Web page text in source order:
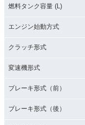
燃料タンク容量 (L)
エンジン始動方式
クラッチ形式
変速機形式
ブレーキ形式（前）
ブレーキ形式（後）